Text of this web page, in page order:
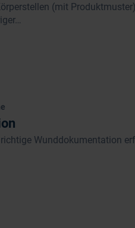
(mit
Wunddokumentation